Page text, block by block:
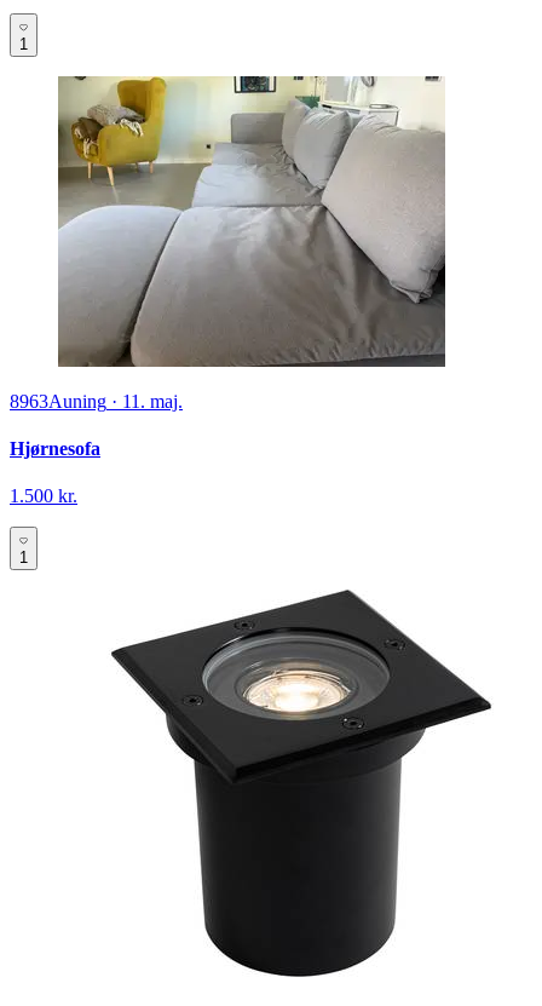
1
8963Auning · 11. maj.
Hjørnesofa
1.500 kr.
1